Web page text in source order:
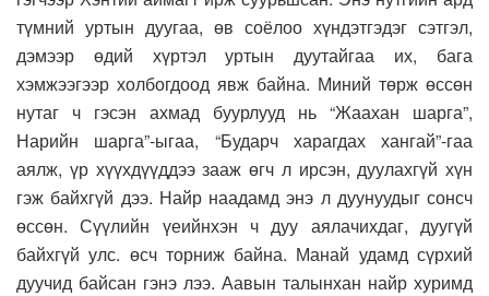
түмний уртын дуугаа, өв соёлоо хүндэтгэдэг сэтгэл,
дэмээр өдий хүртэл уртын дуутайгаа их, бага
хэмжээгээр холбогдоод явж байна. Миний төрж өссөн
нутаг ч гэсэн ахмад буурлууд нь “Жаахан шарга”,
Нарийн шарга”-ыгаа, “Бударч харагдах хангай”-гаа
аялж, үр хүүхдүүддээ зааж өгч л ирсэн, дуулахгүй хүн
гэж байхгүй дээ. Найр наадамд энэ л дуунуудыг сонсч
өссөн. Сүүлийн үеийнхэн ч дуу аялачихдаг, дуугүй
байхгүй улс. өсч торниж байна. Манай удамд сүрхий
дуучид байсан гэнэ лээ. Аавын талынхан найр хуримд